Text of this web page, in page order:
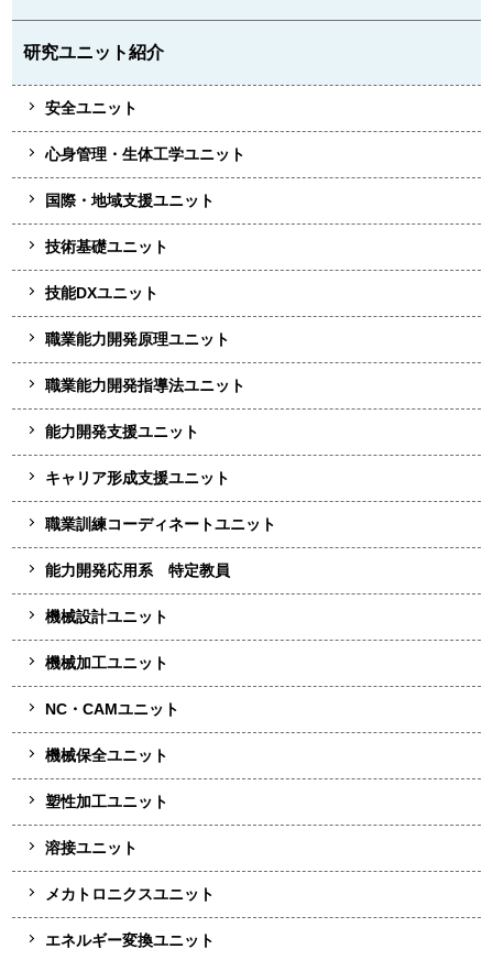
研究ユニット紹介
安全ユニット
心身管理・生体工学ユニット
国際・地域支援ユニット
技術基礎ユニット
技能DXユニット
職業能力開発原理ユニット
職業能力開発指導法ユニット
能力開発支援ユニット
キャリア形成支援ユニット
職業訓練コーディネートユニット
能力開発応用系 特定教員
機械設計ユニット
機械加工ユニット
NC・CAMユニット
機械保全ユニット
塑性加工ユニット
溶接ユニット
メカトロニクスユニット
エネルギー変換ユニット